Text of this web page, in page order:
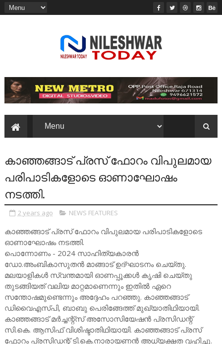
കാഞ്ഞങ്ങാട് പ്രസ് ഫോറം വിപുലമായ
പരിപാടികളോടെ ഓണാഘോഷം
നടത്തി.
2 years ago NEWS FEATURES
കാഞ്ഞങ്ങാട് പ്രസ് ഫോറം വിപുലമായ പരിപാടികളോടെ
ഓണാഘോഷം നടത്തി.
പൊന്നോണം - 2024 സാഹിത്യകാരൻ
ഡോ.അംബികാസുതൻ മാങ്ങാട് ഉദ്ഘാടനം ചെയ്തു.
മലയാളികൾ സ്വന്തമായി ഓണപ്പൂക്കൾ കൃഷി ചെയ്തു
തുടങ്ങിയത് വലിയ മാറ്റമാണെന്നും ഇതിൽ ഏറെ
സന്തോഷമുണ്ടെന്നും അദ്ദേഹം പറഞ്ഞു. കാഞ്ഞങ്ങാട്
ഡിവൈഎസ്പി, ബാബു പെരിങ്ങേത്ത് മുഖ്യാതിഥിയായി.
കാഞ്ഞങ്ങാട് മർച്ചന്റ്സ് അസോസിയേഷൻ പ്രസിഡന്റ്
സി.കെ. ആസിഫ് വിശിഷ്ടാതിഥിയായി. കാഞ്ഞങ്ങാട് പ്രസ്
ഫോറം പ്രസിഡന്റ് ടി.കെ.നാരായണൻ അധ്യക്ഷത വഹിച്ചു.